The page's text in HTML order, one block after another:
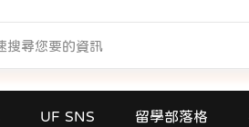
UF SNS 留學部落格